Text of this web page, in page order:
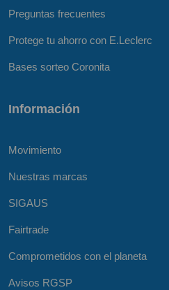
Preguntas frecuentes
Protege tu ahorro con E.Leclerc
Bases sorteo Coronita
Información
Movimiento
Nuestras marcas
SIGAUS
Fairtrade
Comprometidos con el planeta
Avisos RGSP